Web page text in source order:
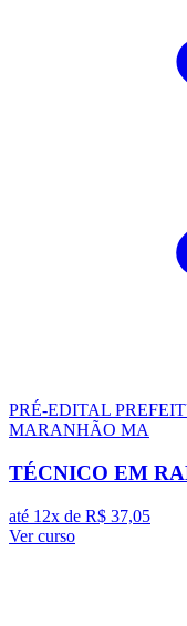
PRÉ-EDITAL
MARANHÃO MA
TÉCNICO EM
até 12x de R$ 37,05
Ver curso